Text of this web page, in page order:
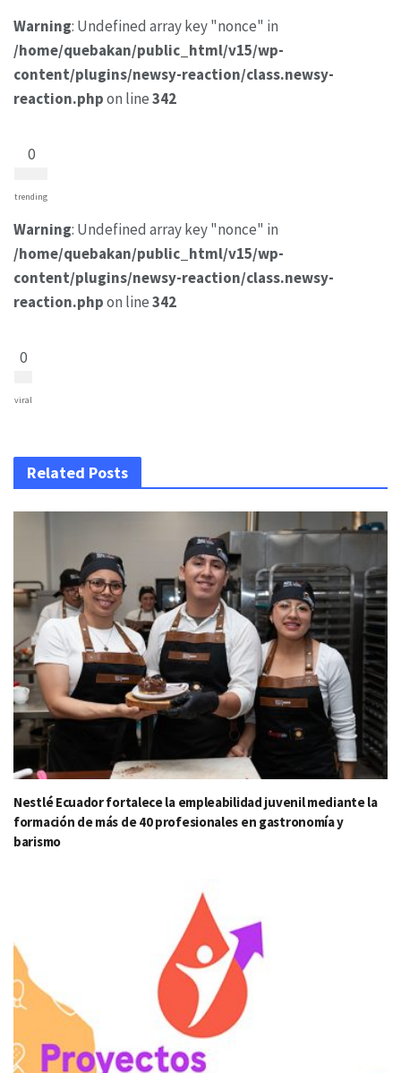
Warning: Undefined array key "nonce" in
/home/quebakan/public_html/v15/wp-
content/plugins/newsy-reaction/class.newsy-
reaction.phpon line342
0
trending
Warning: Undefined array key "nonce" in
/home/quebakan/public_html/v15/wp-
content/plugins/newsy-reaction/class.newsy-
reaction.phpon line342
0
viral
Related Posts
Nestlé Ecuador fortalece la empleabilidad juvenil mediante la
formación de más de 40 profesionales en gastronomía y
barismo